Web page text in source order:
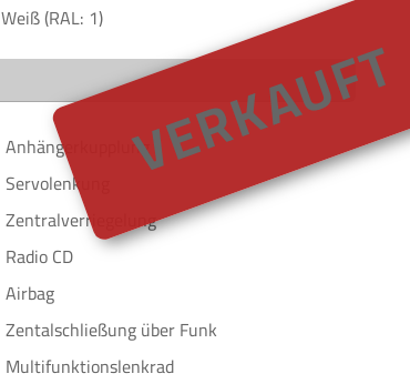
VERKAUFT
Weiß (RAL: 1)
Anhängerkupplung
Servolenkung
Zentralverriegelung
Radio CD
Airbag
Zentalschließung über Funk
Multifunktionslenkrad